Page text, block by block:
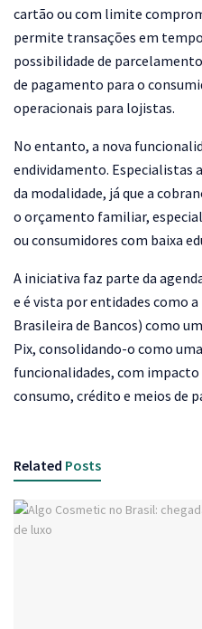
cartão ou com limite
permite transações em
possibilidade de
de pagamento para o
operacionais para lojistas.
No entanto, a nova
endividamento. Especialistas
da modalidade, já que a
o orçamento familiar,
ou consumidores com baixa
A iniciativa faz parte da
e é vista por entidades como
Brasileira de Bancos) como
Pix, consolidando-o como
funcionalidades, com
consumo, crédito e meios de
Related Posts